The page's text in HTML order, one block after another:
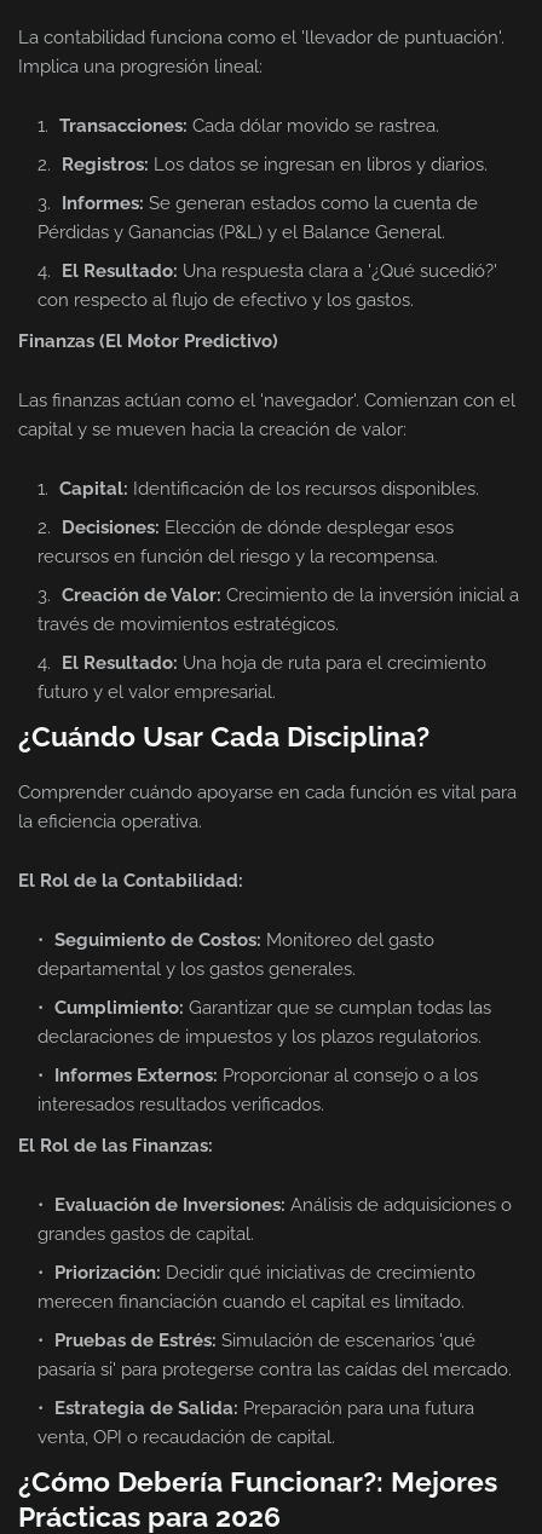
La contabilidad funciona como el 'llevador de puntuación'.
Implica una progresión lineal:
Transacciones: Cada dólar movido se rastrea.
Registros: Los datos se ingresan en libros y diarios.
Informes: Se generan estados como la cuenta de
Pérdidas y Ganancias (P&L) y el Balance General.
El Resultado: Una respuesta clara a '¿Qué sucedió?'
con respecto al flujo de efectivo y los gastos.
Finanzas (El Motor Predictivo)
Las finanzas actúan como el 'navegador'. Comienzan con el
capital y se mueven hacia la creación de valor:
Capital: Identificación de los recursos disponibles.
Decisiones: Elección de dónde desplegar esos
recursos en función del riesgo y la recompensa.
Creación de Valor: Crecimiento de la inversión inicial a
través de movimientos estratégicos.
El Resultado: Una hoja de ruta para el crecimiento
futuro y el valor empresarial.
¿Cuándo Usar Cada Disciplina?
Comprender cuándo apoyarse en cada función es vital para
la eficiencia operativa.
El Rol de la Contabilidad:
Seguimiento de Costos: Monitoreo del gasto
departamental y los gastos generales.
Cumplimiento: Garantizar que se cumplan todas las
declaraciones de impuestos y los plazos regulatorios.
Informes Externos: Proporcionar al consejo o a los
interesados resultados verificados.
El Rol de las Finanzas:
Evaluación de Inversiones: Análisis de adquisiciones o
grandes gastos de capital.
Priorización: Decidir qué iniciativas de crecimiento
merecen financiación cuando el capital es limitado.
Pruebas de Estrés: Simulación de escenarios 'qué
pasaría si' para protegerse contra las caídas del mercado.
Estrategia de Salida: Preparación para una futura
venta, OPI o recaudación de capital.
¿Cómo Debería Funcionar?: Mejores
Prácticas para 2026